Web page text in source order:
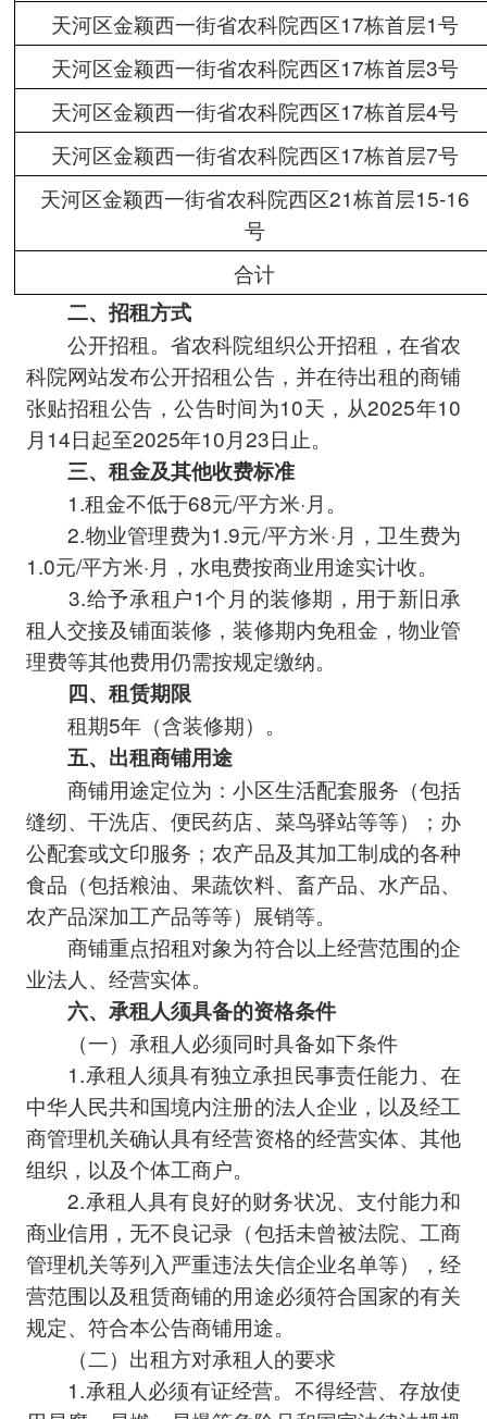
天河区金颖西一街省农科院西区17栋首层1号
天河区金颖西一街省农科院西区17栋首层3号
天河区金颖西一街省农科院西区17栋首层4号
天河区金颖西一街省农科院西区17栋首层7号
天河区金颖西一街省农科院西区21栋首层15-16
号
合计
二、招租方式
公开招租。省农科院组织公开招租，在省农
科院网站发布公开招租公告，并在待出租的商铺
张贴招租公告，公告时间为10天，从2025年10
月14日起至2025年10月23日止。
三、租金及其他收费标准
1.租金不低于68元/平方米·月。
2.物业管理费为1.9元/平方米·月，卫生费为
1.0元/平方米·月，水电费按商业用途实计收。
3.给予承租户1个月的装修期，用于新旧承
租人交接及铺面装修，装修期内免租金，物业管
理费等其他费用仍需按规定缴纳。
四、租赁期限
租期5年（含装修期）。
五、出租商铺用途
商铺用途定位为：小区生活配套服务（包括
缝纫、干洗店、便民药店、菜鸟驿站等等）；办
公配套或文印服务；农产品及其加工制成的各种
食品（包括粮油、果蔬饮料、畜产品、水产品、
农产品深加工产品等等）展销等。
商铺重点招租对象为符合以上经营范围的企
业法人、经营实体。
六、承租人须具备的资格条件
（一）承租人必须同时具备如下条件
1.承租人须具有独立承担民事责任能力、在
中华人民共和国境内注册的法人企业，以及经工
商管理机关确认具有经营资格的经营实体、其他
组织，以及个体工商户。
2.承租人具有良好的财务状况、支付能力和
商业信用，无不良记录（包括未曾被法院、工商
管理机关等列入严重违法失信企业名单等），经
营范围以及租赁商铺的用途必须符合国家的有关
规定、符合本公告商铺用途。
（二）出租方对承租人的要求
1.承租人必须有证经营。不得经营、存放使